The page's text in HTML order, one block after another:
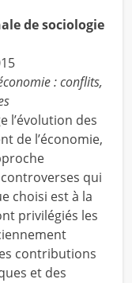
de sociologie
: conflits,
l’évolution des
de l’économie,
qui
choisi est à la
privilégiés les
contributions
et des